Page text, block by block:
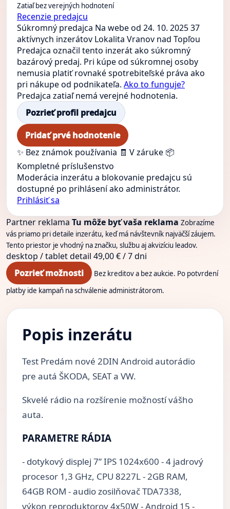
Zatiaľ bez verejných hodnotení
Recenzie predajcu
Súkromný predajca Na webe od 24. 10. 202537
aktívnych inzerátov Lokalita Vranov nad Topľou
Predajca označil tento inzerát ako súkromný
bazárový predaj. Pri kúpe od súkromnej osoby
nemusia platiť rovnaké spotrebiteľské práva ako
pri nákupe od podnikateľa. Ako to funguje?
Predajca zatiaľ nemá verejné hodnotenia.
Pozrieť profil predajcu
Pridať prvé hodnotenie
✨ Bez známok používania 🧾 V záruke 📦
Kompletné príslušenstvo
Moderácia inzerátu a blokovanie predajcu sú
dostupné po prihlásení ako administrátor.
Prihlásiť sa
Partner reklama Tu môže byť vaša reklama Zobrazíme
vás priamo pri detaile inzerátu, keď má návštevník najväčší záujem.
Tento priestor je vhodný na značku, službu aj akvizíciu leadov.
desktop / tabletdetail 49,00 € / 7 dni
Pozrieť možnosti
Bez kreditov a bez aukcie. Po potvrdení
platby ide kampaň na schválenie administrátorom.
Popis inzerátu
Test Predám nové 2DIN Android autorádio
pre autá ŠKODA, SEAT a VW.
Skvelé rádio na rozšírenie možností vášho
auta.
PARAMETRE RÁDIA
- dotykový displej 7” IPS 1024x600 - 4 jadrový
procesor 1,3 GHz, CPU 8227L - 2GB RAM,
64GB ROM - audio zosilňovač TDA7338,
výkon reproduktorov 4x50W - Android 15 -